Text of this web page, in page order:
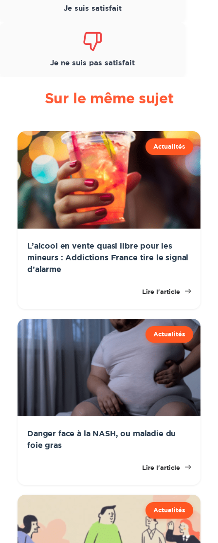
Je suis satisfait
Je ne suis pas satisfait
Sur le même sujet
Actualités
L’alcool en vente quasi libre pour les
mineurs : Addictions France tire le signal
d’alarme
Lire l'article
Actualités
Danger face à la NASH, ou maladie du
foie gras
Lire l'article
Actualités